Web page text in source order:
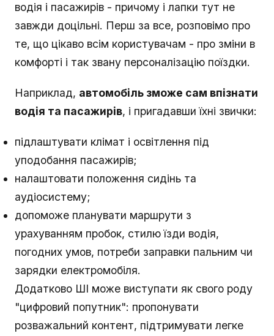
водія і пасажирів - причому і лапки тут не
завжди доцільні. Перш за все, розповімо про
те, що цікаво всім користувачам - про зміни в
комфорті і так звану персоналізацію поїздки.
Наприклад, автомобіль зможе сам впізнати
водія та пасажирів, і пригадавши їхні звички:
підлаштувати клімат і освітлення під
уподобання пасажирів;
налаштовати положення сидінь та
аудіосистему;
допоможе планувати маршрути з
урахуванням пробок, стилю їзди водія,
погодних умов, потреби заправки пальним чи
зарядки електромобіля.
Додатково ШІ може виступати як свого роду
"цифровий попутник": пропонувати
розважальний контент, підтримувати легке